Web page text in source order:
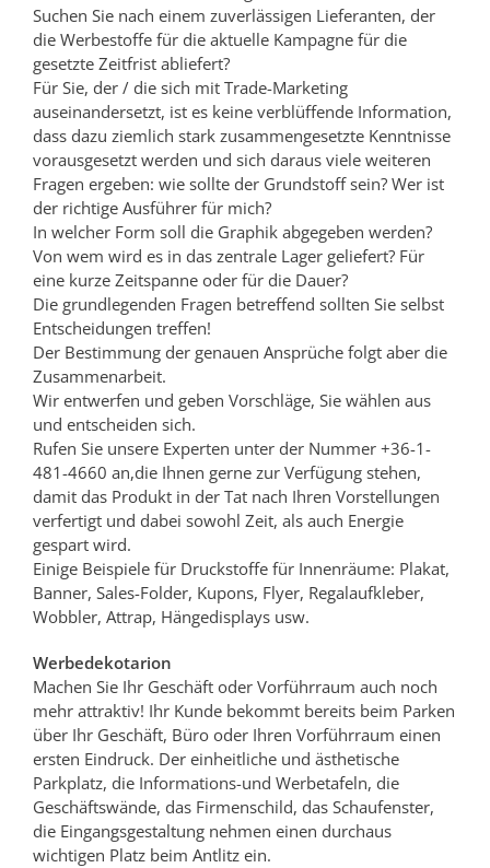
Suchen Sie nach einem zuverlässigen Lieferanten, der
die Werbestoffe für die aktuelle Kampagne für die
gesetzte Zeitfrist abliefert?
Für Sie, der / die sich mit Trade-Marketing
auseinandersetzt, ist es keine verblüffende Information,
dass dazu ziemlich stark zusammengesetzte Kenntnisse
vorausgesetzt werden und sich daraus viele weiteren
Fragen ergeben: wie sollte der Grundstoff sein? Wer ist
der richtige Ausführer für mich?
In welcher Form soll die Graphik abgegeben werden?
Von wem wird es in das zentrale Lager geliefert? Für
eine kurze Zeitspanne oder für die Dauer?
Die grundlegenden Fragen betreffend sollten Sie selbst
Entscheidungen treffen!
Der Bestimmung der genauen Ansprüche folgt aber die
Zusammenarbeit.
Wir entwerfen und geben Vorschläge, Sie wählen aus
und entscheiden sich.
Rufen Sie unsere Experten unter der Nummer +36-1-
481-4660 an,die Ihnen gerne zur Verfügung stehen,
damit das Produkt in der Tat nach Ihren Vorstellungen
verfertigt und dabei sowohl Zeit, als auch Energie
gespart wird.
Einige Beispiele für Druckstoffe für Innenräume: Plakat,
Banner, Sales-Folder, Kupons, Flyer, Regalaufkleber,
Wobbler, Attrap, Hängedisplays usw.
Werbedekotarion
Machen Sie Ihr Geschäft oder Vorführraum auch noch
mehr attraktiv! Ihr Kunde bekommt bereits beim Parken
über Ihr Geschäft, Büro oder Ihren Vorführraum einen
ersten Eindruck. Der einheitliche und ästhetische
Parkplatz, die Informations-und Werbetafeln, die
Geschäftswände, das Firmenschild, das Schaufenster,
die Eingangsgestaltung nehmen einen durchaus
wichtigen Platz beim Antlitz ein.